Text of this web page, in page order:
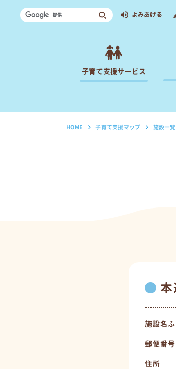
よみあげる
子育て支援サービス
HOME 子育て支援マップ 施設一覧
施設名
郵便番号
住所